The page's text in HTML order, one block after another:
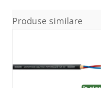
Produse similare